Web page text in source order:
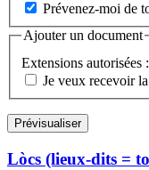
Prévenez-moi de
Ajouter un document
Extensions autorisées
Je veux recevoir
Lòcs (lieux-dits =